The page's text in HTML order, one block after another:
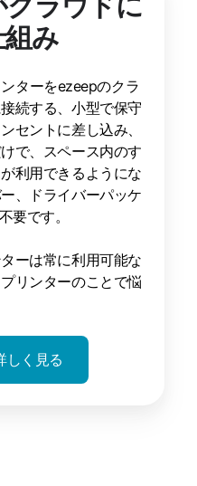
み
ターをezeepのクラ
続する、小型で保守
セントに差し込み、
で、スペース内のす
利用できるようにな
、ドライバーパッケ
要です。
ーは常に利用可能な
リンターのことで悩
しく見る